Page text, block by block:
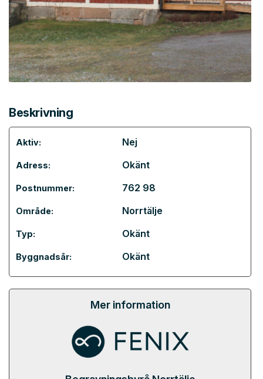
Beskrivning
Aktiv: Nej
Adress: Okänt
Postnummer: 762 98
Område: Norrtälje
Typ: Okänt
Byggnadsår: Okänt
Mer information